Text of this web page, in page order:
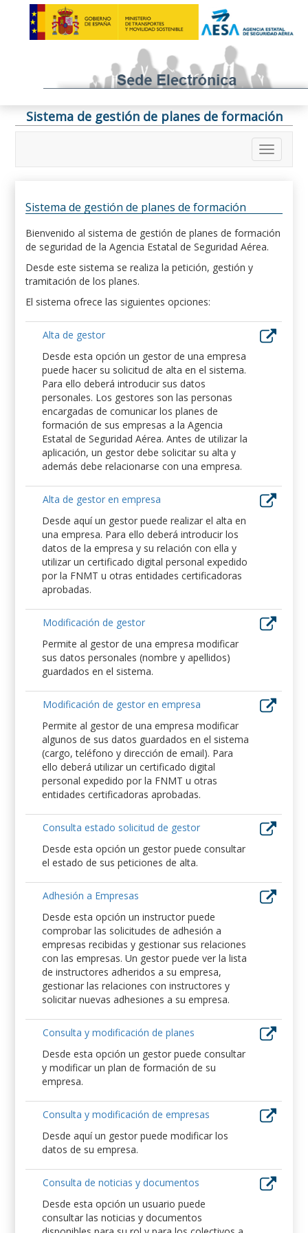
Sistema de gestión de planes de formación
Sistema de gestión de planes de formación
Bienvenido al sistema de gestión de planes de formación
de seguridad de la Agencia Estatal de Seguridad Aérea.
Desde este sistema se realiza la petición, gestión y
tramitación de los planes.
El sistema ofrece las siguientes opciones:
Alta de gestor
Desde esta opción un gestor de una empresa
puede hacer su solicitud de alta en el sistema.
Para ello deberá introducir sus datos
personales. Los gestores son las personas
encargadas de comunicar los planes de
formación de sus empresas a la Agencia
Estatal de Seguridad Aérea. Antes de utilizar la
aplicación, un gestor debe solicitar su alta y
además debe relacionarse con una empresa.
Alta de gestor en empresa
Desde aquí un gestor puede realizar el alta en
una empresa. Para ello deberá introducir los
datos de la empresa y su relación con ella y
utilizar un certificado digital personal expedido
por la FNMT u otras entidades certificadoras
aprobadas.
Modificación de gestor
Permite al gestor de una empresa modificar
sus datos personales (nombre y apellidos)
guardados en el sistema.
Modificación de gestor en empresa
Permite al gestor de una empresa modificar
algunos de sus datos guardados en el sistema
(cargo, teléfono y dirección de email). Para
ello deberá utilizar un certificado digital
personal expedido por la FNMT u otras
entidades certificadoras aprobadas.
Consulta estado solicitud de gestor
Desde esta opción un gestor puede consultar
el estado de sus peticiones de alta.
Adhesión a Empresas
Desde esta opción un instructor puede
comprobar las solicitudes de adhesión a
empresas recibidas y gestionar sus relaciones
con las empresas. Un gestor puede ver la lista
de instructores adheridos a su empresa,
gestionar las relaciones con instructores y
solicitar nuevas adhesiones a su empresa.
Consulta y modificación de planes
Desde esta opción un gestor puede consultar
y modificar un plan de formación de su
empresa.
Consulta y modificación de empresas
Desde aquí un gestor puede modificar los
datos de su empresa.
Consulta de noticias y documentos
Desde esta opción un usuario puede
consultar las noticias y documentos